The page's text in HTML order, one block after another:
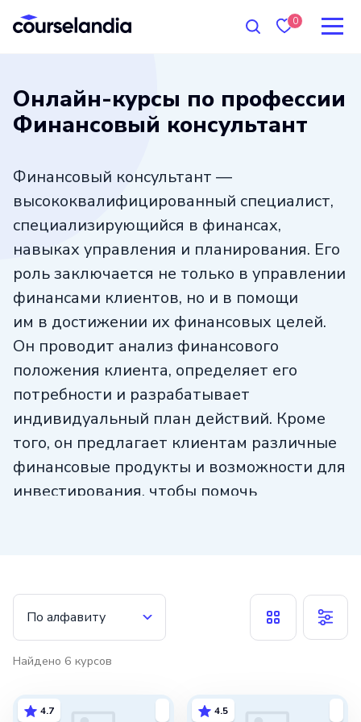
0
Онлайн-курсы по профессии
Финансовый консультант
Финансовый консультант —
высококвалифицированный специалист,
специализирующийся в финансах,
навыках управления и планирования. Его
роль заключается не только в управлении
финансами клиентов, но и в помощи
им в достижении их финансовых целей.
Он проводит анализ финансового
положения клиента, определяет его
потребности и разрабатывает
индивидуальный план действий. Кроме
того, он предлагает клиентам различные
финансовые продукты и возможности для
инвестирования, чтобы помочь
неотъемлемой частью работы
финансового консультанта. Однако,
коммуникативные навыки, которые
позволяют ему эффективно общаться
По алфавиту
Найдено 6 курсов
4.7 4.5